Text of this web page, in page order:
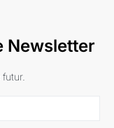
Newsletter